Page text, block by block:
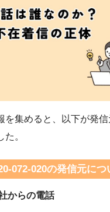
を集めると、以下が発
。
072-020の発信元につ
からの電話